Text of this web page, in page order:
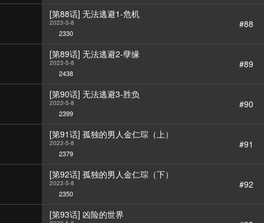
[第88话] 无法逃避1-危机
2023-5-8
2330
#88
[第89话] 无法逃避2-孽缘
2023-5-8
2438
#89
[第90话] 无法逃避3-胜负
2023-5-8
2399
#90
[第91话] 孤独的男人金仁琮（上）
2023-5-8
2379
#91
[第92话] 孤独的男人金仁琮（下）
2023-5-8
2350
#92
[第93话] 凶险的世界